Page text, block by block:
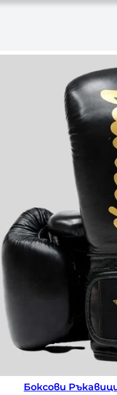
Боксови